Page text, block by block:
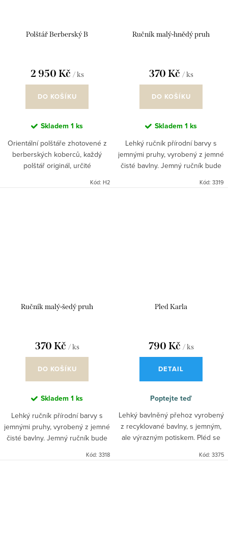
Polštář Berberský B
2 950 Kč / ks
DO KOŠÍKU
Skladem 1 ks
Orientální polštáře zhotovené z
berberských koberců, každý
polštář originál, určité
výrobku, ruční práce. Marocký
Kód: H2
Ručník malý-hnědý pruh
370 Kč / ks
DO KOŠÍKU
Skladem 1 ks
Lehký ručník přírodní barvy s
jemnými pruhy, vyrobený z jemné
čisté bavlny. Jemný ručník bude
kuchyni, nebo bude váším
Kód: 3319
Ručník malý-šedý pruh
370 Kč / ks
DO KOŠÍKU
Skladem 1 ks
Lehký ručník přírodní barvy s
jemnými pruhy, vyrobený z jemné
čisté bavlny. Jemný ručník bude
Kód: 3318
Pled Karla
790 Kč / ks
DETAIL
Poptejte teď
Lehký bavlněný přehoz vyrobený
z recyklované bavlny, s jemným,
ale výrazným potiskem. Pléd se
doplňky, jako doplněk na terasu
Kód: 3375